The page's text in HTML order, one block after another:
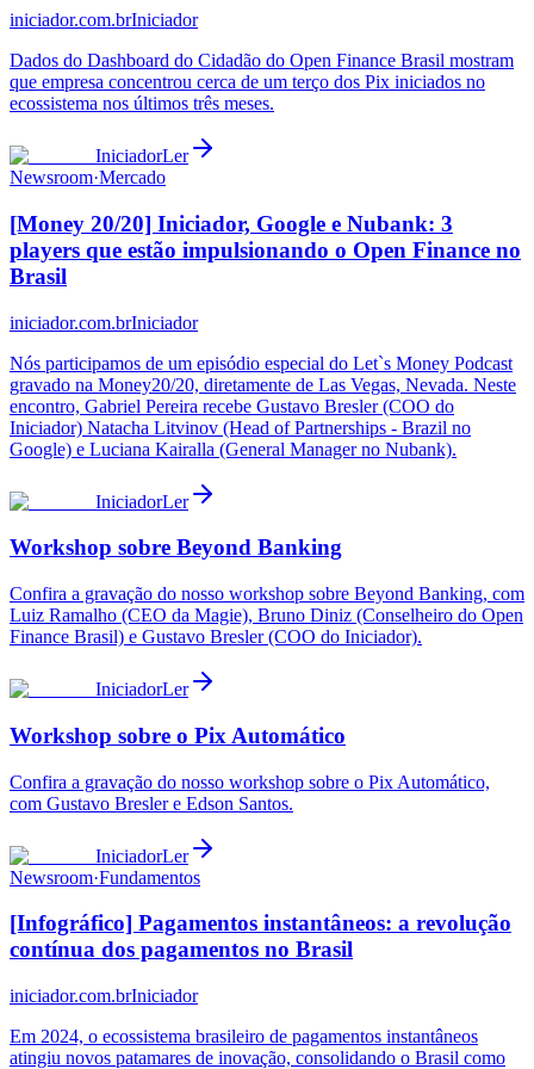
iniciador.com.brIniciador
Dados do Dashboard do Cidadão do Open Finance Brasil mostram
que empresa concentrou cerca de um terço dos Pix iniciados no
ecossistema nos últimos três meses.
IniciadorLer
Newsroom·Mercado
[Money 20/20] Iniciador, Google e Nubank: 3
players que estão impulsionando o Open Finance no
Brasil
iniciador.com.brIniciador
Nós participamos de um episódio especial do Let`s Money Podcast
gravado na Money20/20, diretamente de Las Vegas, Nevada. Neste
encontro, Gabriel Pereira recebe Gustavo Bresler (COO do
Iniciador) Natacha Litvinov (Head of Partnerships - Brazil no
Google) e Luciana Kairalla (General Manager no Nubank).
IniciadorLer
Workshop sobre Beyond Banking
Confira a gravação do nosso workshop sobre Beyond Banking, com
Luiz Ramalho (CEO da Magie), Bruno Diniz (Conselheiro do Open
Finance Brasil) e Gustavo Bresler (COO do Iniciador).
IniciadorLer
Workshop sobre o Pix Automático
Confira a gravação do nosso workshop sobre o Pix Automático,
com Gustavo Bresler e Edson Santos.
IniciadorLer
Newsroom·Fundamentos
[Infográfico] Pagamentos instantâneos: a revolução
contínua dos pagamentos no Brasil
iniciador.com.brIniciador
Em 2024, o ecossistema brasileiro de pagamentos instantâneos
atingiu novos patamares de inovação, consolidando o Brasil como